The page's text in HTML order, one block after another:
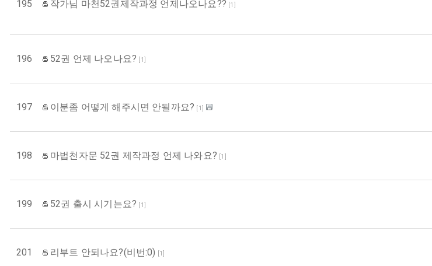
195 작가님 마천52권제작과정 언제나오나요?? [1 ]
196 52권 언제 나오나요? [1]
197 이분좀 어떻게 해주시면 안될까요? [1]
198 마법천자문 52권 제작과정 언제 나와요? [1 ]
199 52권 출시 시기는요? [1]
201 리부트 안되나요?(비번:0) [1]